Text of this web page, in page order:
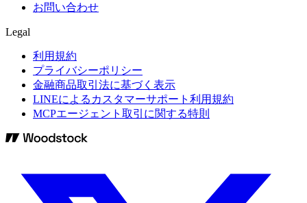
お問い合わせ
Legal
利用規約
プライバシーポリシー
金融商品取引法に基づく表示
LINEによるカスタマーサポート利用規約
MCPエージェント取引に関する特則